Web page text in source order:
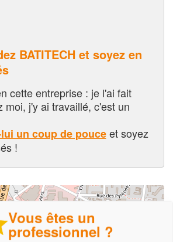
BATITECH et soyez en
cette entreprise : je l'ai fait
moi, j'y ai travaillé, c'est un
un coup de pouceet soyez
!
Vous êtes un
professionnel ?